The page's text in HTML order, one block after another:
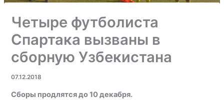
Четыре футболиста
Спартака вызваны в
сборную Узбекистана
07.12.2018
Сборы продлятся до 10 декабря.